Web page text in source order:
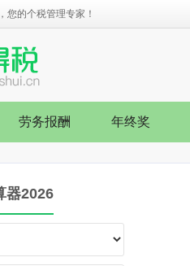
您的个税管理专家！
劳务报酬 年终奖
器2026